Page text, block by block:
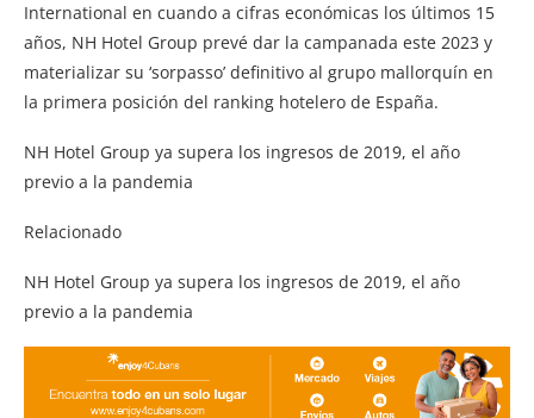
International en cuando a cifras económicas los últimos 15
años, NH Hotel Group prevé dar la campanada este 2023 y
materializar su ‘sorpasso’ definitivo al grupo mallorquín en
la primera posición del ranking hotelero de España.
NH Hotel Group ya supera los ingresos de 2019, el año
previo a la pandemia
Relacionado
NH Hotel Group ya supera los ingresos de 2019, el año
previo a la pandemia